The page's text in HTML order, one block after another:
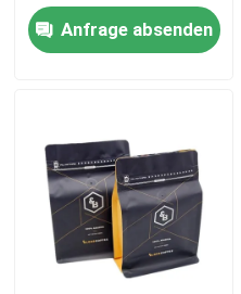
Produkte
Fabrik Tour
Qualitätskontrolle
Gewohnheit 16oz
gedruckt ein
Anfrage absenden